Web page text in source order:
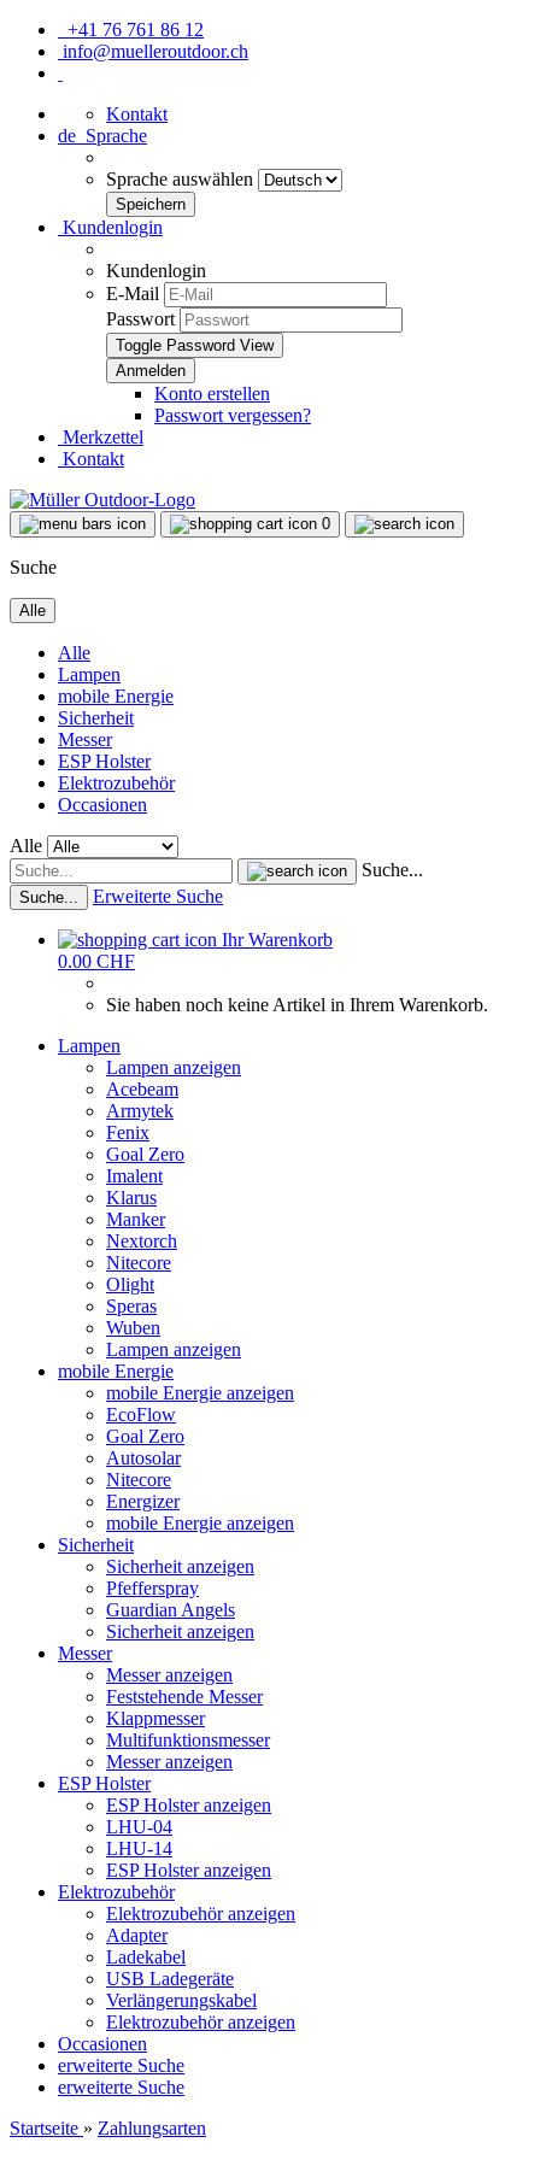
+41 76 761 86 12
info@muelleroutdoor.ch
Kontakt
de Sprache
Sprache auswählen
Kundenlogin
Kundenlogin
E-Mail
Passwort
Toggle Password View
Konto erstellen
Passwort vergessen?
Merkzettel
Kontakt
0
Suche
Alle
Alle
Lampen
mobile Energie
Sicherheit
Messer
ESP Holster
Elektrozubehör
Occasionen
Alle
Suche...
Suche... Erweiterte Suche
Ihr Warenkorb
0.00 CHF
Sie haben noch keine Artikel in Ihrem Warenkorb.
Lampen
Lampen anzeigen
Acebeam
Armytek
Fenix
Goal Zero
Imalent
Klarus
Manker
Nextorch
Nitecore
Olight
Speras
Wuben
Lampen anzeigen
mobile Energie
mobile Energie anzeigen
EcoFlow
Goal Zero
Autosolar
Nitecore
Energizer
mobile Energie anzeigen
Sicherheit
Sicherheit anzeigen
Pfefferspray
Guardian Angels
Sicherheit anzeigen
Messer
Messer anzeigen
Feststehende Messer
Klappmesser
Multifunktionsmesser
Messer anzeigen
ESP Holster
ESP Holster anzeigen
LHU-04
LHU-14
ESP Holster anzeigen
Elektrozubehör
Elektrozubehör anzeigen
Adapter
Ladekabel
USB Ladegeräte
Verlängerungskabel
Elektrozubehör anzeigen
Occasionen
erweiterte Suche
erweiterte Suche
Startseite » Zahlungsarten